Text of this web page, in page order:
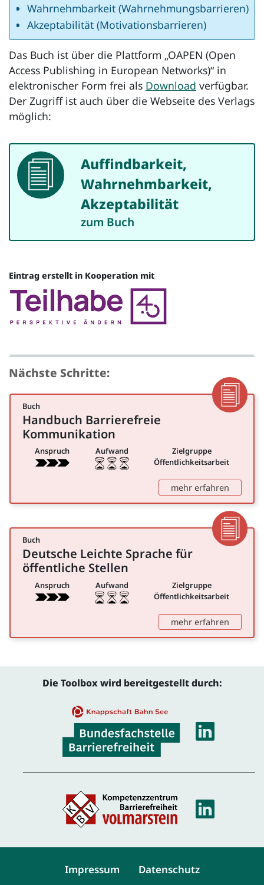
Wahrnehmbarkeit (Wahrnehmungsbarrieren)
Akzeptabilität (Motivationsbarrieren)
Das Buch ist über die Plattform „OAPEN (Open
Access Publishing in European Networks)“ in
elektronischer Form frei als Download verfügbar.
Der Zugriff ist auch über die Webseite des Verlags
möglich:
Dokument
Auffindbarkeit,
Wahrnehmbarkeit,
Akzeptabilität
zum Buch
Quelle
Eintrag erstellt in Kooperation mit
Nächste Schritte:
Buch
für Öffentlichkeitsarbeit
Handbuch Barrierefreie
Kommunikation
Anspruch Aufwand
Zielgruppe
Öffentlichkeitsarbeit
mehr erfahren
Buch
für Öffentlichkeitsarbeit
Deutsche Leichte Sprache für
öffentliche Stellen
Anspruch Aufwand
Zielgruppe
Öffentlichkeitsarbeit
mehr erfahren
Die Toolbox wird bereitgestellt durch:
Service-Navigation
Impressum Datenschutz